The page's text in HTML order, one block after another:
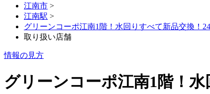
江南市 >
江南駅 >
グリーンコーポ江南1階！水回りすべて新品交換！
取り扱い店舗
情報の見方
グリーンコーポ江南1階！